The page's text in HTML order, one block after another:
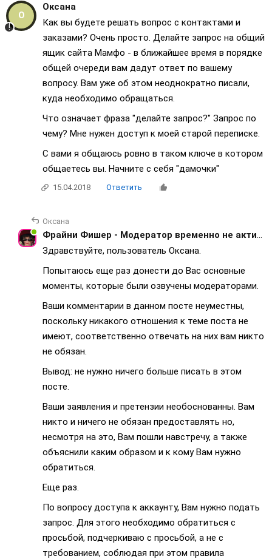
Оксана
Как вы будете решать вопрос с контактами и
заказами? Очень просто. Делайте запрос на общий
ящик сайта Мамфо - в ближайшее время в порядке
общей очереди вам дадут ответ по вашему
вопросу. Вам уже об этом неоднократно писали,
куда необходимо обращаться.
Что означает фраза "делайте запрос?" Запрос по
чему? Мне нужен доступ к моей старой переписке.
С вами я общаюсь ровно в таком ключе в котором
общаетесь вы. Начните с себя "дамочки"
15.04.2018 Ответить
Оксана
Фрайни Фишер - Модератор временно не активна
Здравствуйте, пользователь Оксана.
Попытаюсь еще раз донести до Вас основные
моменты, которые были озвучены модераторами.
Ваши комментарии в данном посте неуместны,
поскольку никакого отношения к теме поста не
имеют, соответственно отвечать на них вам никто
не обязан.
Вывод: не нужно ничего больше писать в этом
посте.
Ваши заявления и претензии необоснованны. Вам
никто и ничего не обязан предоставлять но,
несмотря на это, Вам пошли навстречу, а также
объяснили каким образом и к кому Вам нужно
обратиться.
Еще раз.
По вопросу доступа к аккаунту, Вам нужно подать
запрос. Для этого необходимо обратиться с
просьбой, подчеркиваю с просьбой, а не с
требованием, соблюдая при этом правила